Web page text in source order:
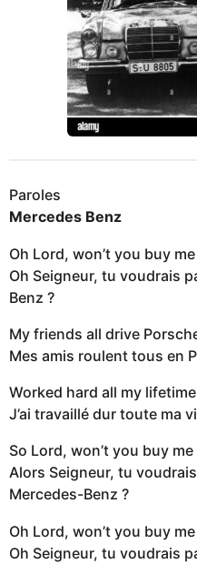
Paroles
Mercedes Benz
Oh Lord, won’t you buy
Oh Seigneur, tu voudrais
Benz ?
My friends all drive
Mes amis roulent tous en
Worked hard all my
J’ai travaillé dur toute ma
So Lord, won’t you buy
Alors Seigneur, tu
Mercedes-Benz ?
Oh Lord, won’t you buy
Oh Seigneur, tu voudrais